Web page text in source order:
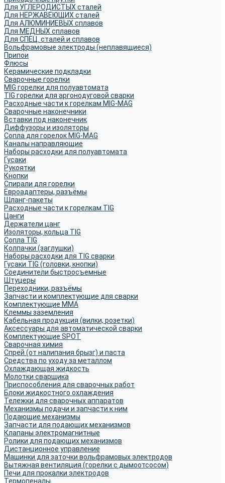
Для УГЛЕРОДИСТЫХ сталей
Для НЕРЖАВЕЮЩИХ сталей
Для АЛЮМИНИЕВЫХ сплавов
Для МЕДНЫХ сплавов
Для СПЕЦ. сталей и сплавов
Вольфрамовые электроды (неплавящиеся)
Припои
Флюсы
Керамические подкладки
Сварочные горелки
MIG горелки для полуавтомата
TIG горелки для аргонодуговой сварки
Расходные части к горелкам MIG-MAG
Сварочные наконечники
Вставки под наконечник
Диффузоры и изоляторы
Сопла для горелок MIG-MAG
Каналы направляющие
Наборы расходки для полуавтомата
Гусаки
Рукоятки
Кнопки
Спирали для горелки
Евроадаптеры, разъёмы
Шланг-пакеты
Расходные части к горелкам TIG
Цанги
Держатели цанг
Изоляторы, кольца TIG
Сопла TIG
Колпачки (заглушки)
Наборы расходки для TIG сварки
Гусаки TIG (головки, кнопки)
Соединители быстросъемные
Штуцеры
Переходники, разъёмы
Запчасти и комплектующие для сварки
Комплектующие ММА
Клеммы заземления
Кабельная продукция (вилки, розетки)
Аксессуары для автоматической сварки
Комплектующие SPOT
Сварочная химия
Спрей (от налипания брызг) и паста
Средства по уходу за металлом
Охлаждающая жидкость
Молотки сварщика
Приспособления для сварочных работ
Блоки жидкостного охлаждения
Тележки для сварочных аппаратов
Механизмы подачи и запчасти к ним
Подающие механизмы
Запчасти для подающих механизмов
Клапаны электромагнитные
Ролики для подающих механизмов
Дистанционное управление
Машинки для заточки вольфрамовых электродов
Вытяжная вентиляция (горелки с дымоотсосом)
Печи для прокалки электродов
Термопеналы